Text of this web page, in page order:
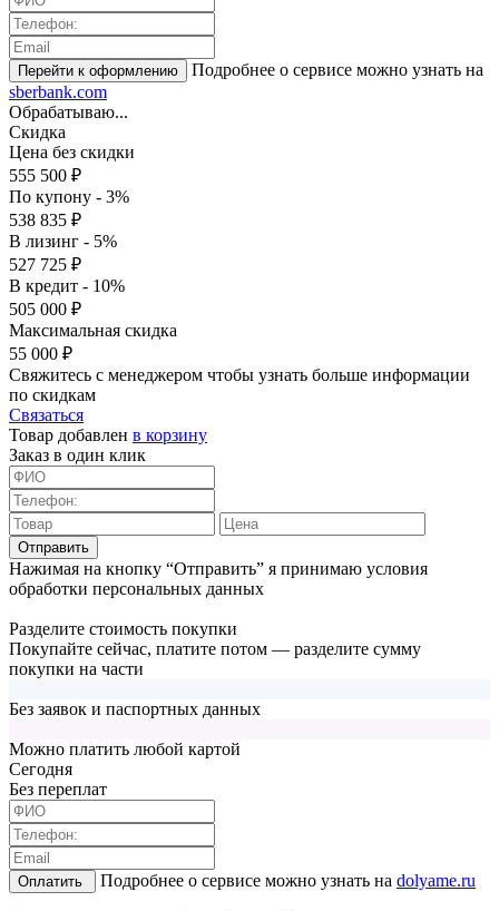
Подробнее о сервисе можно узнать на
sberbank.com
Обрабатываю...
Скидка
Цена без скидки
555 500 ₽
По купону - 3%
538 835 ₽
В лизинг - 5%
527 725 ₽
В кредит - 10%
505 000 ₽
Максимальная скидка
55 000 ₽
Свяжитесь с менеджером чтобы узнать больше информации
по скидкам
Связаться
Товар добавлен в корзину
Заказ в один клик
Отправить
Нажимая на кнопку “Отправить” я принимаю условия
обработки персональных данных
Разделите стоимость покупки
Покупайте сейчас, платите потом — разделите сумму
покупки на части
Без заявок и паспортных данных
Можно платить любой картой
Cегодня
Без переплат
Оплатить Подробнее о сервисе можно узнать на dolyame.ru